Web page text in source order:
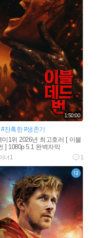
간병기 #테러단체
1:50:00
#잔혹한 #생존기
미1위 2026년 최고호러 [ 이블
] 1080p 5.1 완벽자막
너1 1